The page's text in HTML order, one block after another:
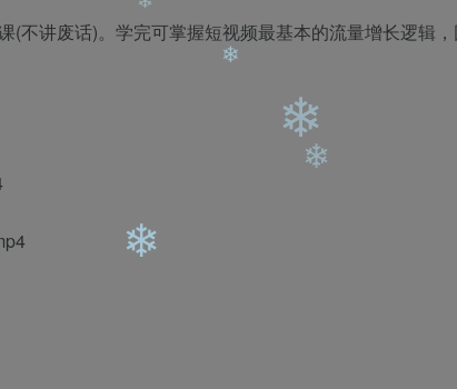
(不讲废话)。学完可掌握短视频最基本的流量增长逻辑